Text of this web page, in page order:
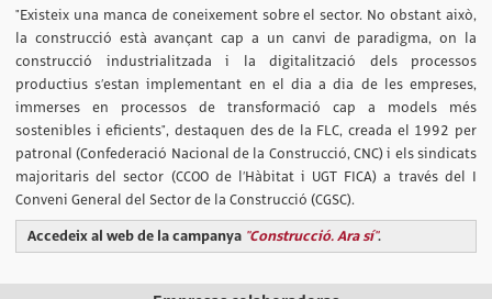
"Existeix una manca de coneixement sobre el sector. No obstant això,
la construcció està avançant cap a un canvi de paradigma, on la
construcció industrialitzada i la digitalització dels processos
productius s’estan implementant en el dia a dia de les empreses,
immerses en processos de transformació cap a models més
sostenibles i eficients", destaquen des de la FLC, creada el 1992 per
patronal (Confederació Nacional de la Construcció, CNC) i els sindicats
majoritaris del sector (CCOO de l’Hàbitat i UGT FICA) a través del I
Conveni General del Sector de la Construcció (CGSC).
Accedeix al web de la campanya "Construcció. Ara sí".